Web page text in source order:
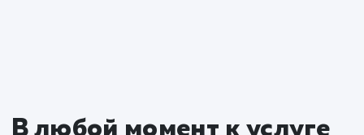
Увеличивает скорость загрузки сайта, что